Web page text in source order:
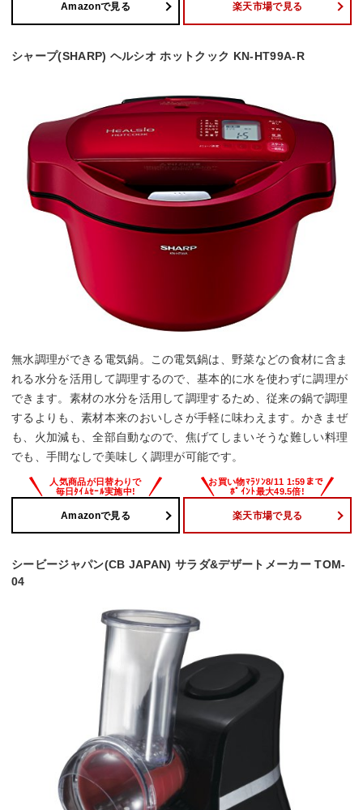
Amazonで見る 楽天市場で見る
シャープ(SHARP) ヘルシオ ホットクック KN-HT99A-R
無水調理ができる電気鍋。この電気鍋は、野菜などの食材に含ま
れる水分を活用して調理するので、基本的に水を使わずに調理が
できます。素材の水分を活用して調理するため、従来の鍋で調理
するよりも、素材本来のおいしさが手軽に味わえます。かきまぜ
も、火加減も、全部自動なので、焦げてしまいそうな難しい料理
でも、手間なしで美味しく調理が可能です。
Amazonで見る 楽天市場で見る
シービージャパン(CB JAPAN) サラダ&デザートメーカー TOM-
04